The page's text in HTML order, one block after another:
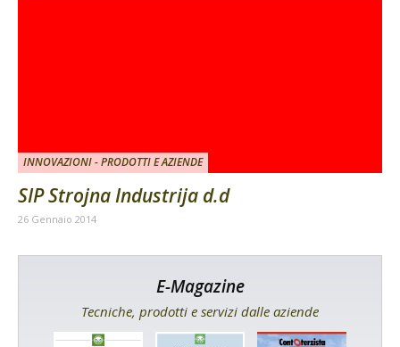
INNOVAZIONI - PRODOTTI E AZIENDE
SIP Strojna Industrija d.d
26 Gennaio 2014
E-Magazine
Tecniche, prodotti e servizi dalle aziende